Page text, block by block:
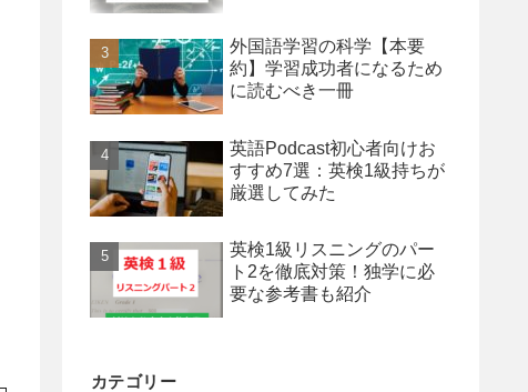
外国語学習の科学【本要
約】学習成功者になるため
に読むべき一冊
英語Podcast初心者向けお
すすめ7選：英検1級持ちが
厳選してみた
英検1級リスニングのパー
ト2を徹底対策！独学に必
要な参考書も紹介
カテゴリー